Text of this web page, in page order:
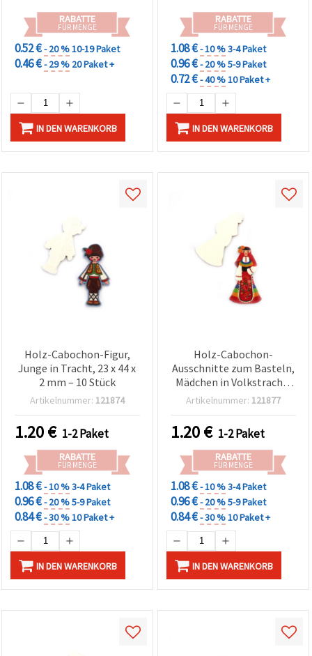
RABATTE
FÜR MENGE
0.52 €- 20 %10-19 Paket
0.46 €- 29 % 20 Paket +
IN DEN WARENKORB
RABATTE
FÜR MENGE
1.08 €- 10 %3-4 Paket
0.96 €- 20 %5-9 Paket
0.72 €- 40 %10 Paket +
IN DEN WARENKORB
Holz-Cabochon-Figur,
Junge in Tracht, 23 x 44 x
2 mm – 10 Stück
Artikelnummer: 121874
1.20€ 1-2 Paket
RABATTE
FÜR MENGE
1.08 €- 10 %3-4 Paket
0.96 €- 20 %5-9 Paket
0.84 €- 30 %10 Paket +
IN DEN WARENKORB
Holz-Cabochon-
Ausschnitte zum Basteln,
Mädchen in Volkstracht,
24 x 44 x 2 mm – 10 Stück
Artikelnummer: 121877
1.20€ 1-2 Paket
RABATTE
FÜR MENGE
1.08 €- 10 %3-4 Paket
0.96 €- 20 %5-9 Paket
0.84 €- 30 %10 Paket +
IN DEN WARENKORB